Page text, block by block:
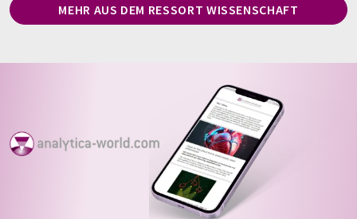
MEHR AUS DEM RESSORT WISSENSCHAFT